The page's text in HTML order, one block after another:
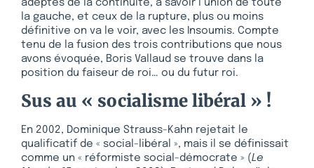
adeptes de la continuité, à savoir l’union de toute
la gauche, et ceux de la rupture, plus ou moins
définitive on va le voir, avec les Insoumis. Compte
tenu de la fusion des trois contributions que nous
avons évoquée, Boris Vallaud se trouve dans la
position du faiseur de roi… ou du futur roi.
Sus au « socialisme libéral » !
En 2002, Dominique Strauss-Kahn rejetait le
qualificatif de « social-libéral », mais il se définissait
comme un « réformiste social-démocrate » (Le